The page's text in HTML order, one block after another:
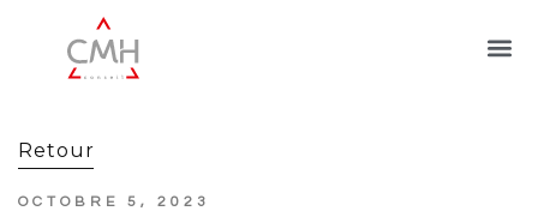
Retour
OCTOBRE 5, 2023